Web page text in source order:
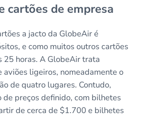
cartões de empresa
a jacto da GlobeAir é
e como muitos outros cartões
25 horas. A GlobeAir trata
ligeiros, nomeadamente o
de quatro lugares. Contudo,
de preços definido, com bilhetes
de cerca de $1.700 e bilhetes